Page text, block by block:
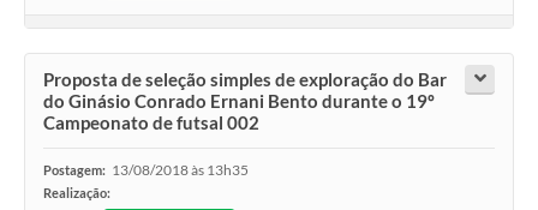
Proposta de seleção simples de exploração do Bar
do Ginásio Conrado Ernani Bento durante o 19º
Campeonato de futsal 002
Postagem: 13/08/2018 às 13h35
Realização: